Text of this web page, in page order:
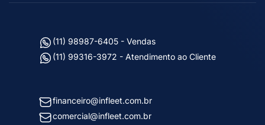
(11) 98987-6405 - Vendas
(11) 99316-3972 - Atendimento ao Cliente
financeiro@infleet.com.br
comercial@infleet.com.br